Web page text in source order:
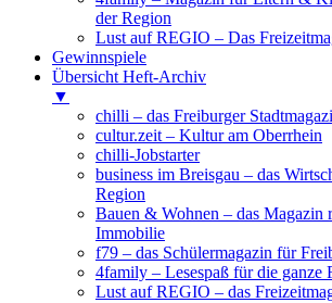
der Region
Lust auf REGIO – Das
Gewinnspiele
Übersicht Heft-Archiv
▼
chilli – das Freiburger
cultur.zeit – Kultur am Oberrhein
chilli-Jobstarter
business im Breisgau – das
Region
Bauen & Wohnen – das Magazin
Immobilie
f79 – das Schülermagazin für
4family – Lesespaß für die ganze
Lust auf REGIO – das